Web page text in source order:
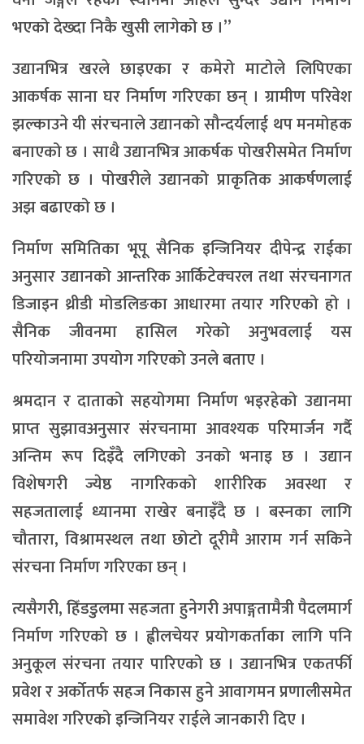
भएको देख्दा निकै खुसी लागेको छ ।”
उद्यानभित्र खरले छाइएका र कमेरो माटोले लिपिएका
आकर्षक साना घर निर्माण गरिएका छन् । ग्रामीण परिवेश
झल्काउने यी संरचनाले उद्यानको सौन्दर्यलाई थप मनमोहक
बनाएको छ । साथै उद्यानभित्र आकर्षक पोखरीसमेत निर्माण
गरिएको छ । पोखरीले उद्यानको प्राकृतिक आकर्षणलाई
अझ बढाएको छ ।
निर्माण समितिका भूपू सैनिक इन्जिनियर दीपेन्द्र राईका
अनुसार उद्यानको आन्तरिक आर्किटेक्चरल तथा संरचनागत
डिजाइन थ्रीडी मोडलिङका आधारमा तयार गरिएको हो ।
सैनिक जीवनमा हासिल गरेको अनुभवलाई यस
परियोजनामा उपयोग गरिएको उनले बताए ।
श्रमदान र दाताको सहयोगमा निर्माण भइरहेको उद्यानमा
प्राप्त सुझावअनुसार संरचनामा आवश्यक परिमार्जन गर्दै
अन्तिम रूप दिइँदै लगिएको उनको भनाइ छ । उद्यान
विशेषगरी ज्येष्ठ नागरिकको शारीरिक अवस्था र
सहजतालाई ध्यानमा राखेर बनाइँदै छ । बस्नका लागि
चौतारा, विश्रामस्थल तथा छोटो दूरीमै आराम गर्न सकिने
संरचना निर्माण गरिएका छन् ।
त्यसैगरी, हिँडडुलमा सहजता हुनेगरी अपाङ्गतामैत्री पैदलमार्ग
निर्माण गरिएको छ । ह्वीलचेयर प्रयोगकर्ताका लागि पनि
अनुकूल संरचना तयार पारिएको छ । उद्यानभित्र एकतर्फी
प्रवेश र अर्कोतर्फ सहज निकास हुने आवागमन प्रणालीसमेत
समावेश गरिएको इन्जिनियर राईले जानकारी दिए ।